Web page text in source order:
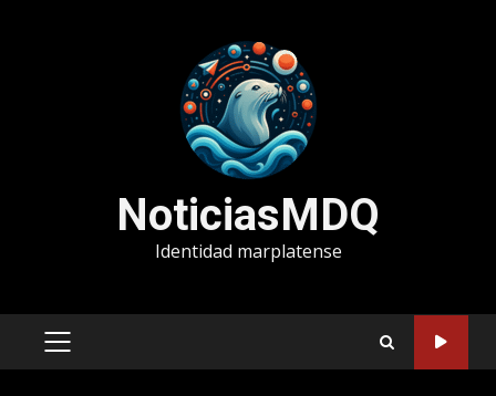
NoticiasMDQ
Identidad marplatense
MENÚ